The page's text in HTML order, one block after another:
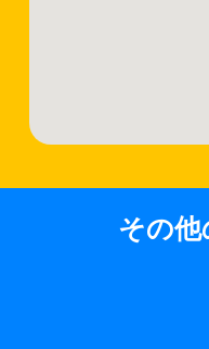
その他